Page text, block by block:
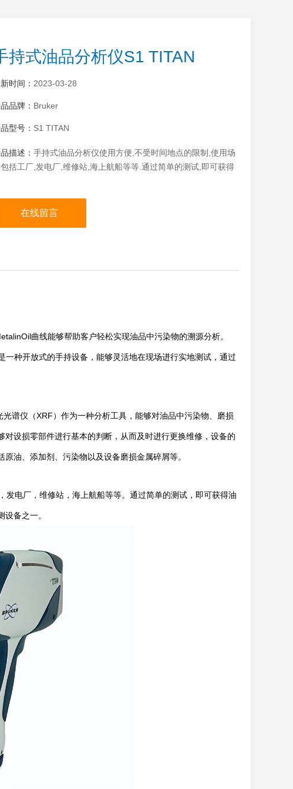
持式油品分析仪S1 TITAN
时间： 2023-03-28
品牌： Bruker
型号： S1 TITAN
描述： 手持式油品分析仪使用方便,不受时间地点的限制,使用场
括工厂,发电厂,维修站,海上航船等等.通过简单的测试,即可获得
在线留言
曲线能够帮助客户轻松实现油品中污染物的溯源分析。
种开放式的手持设备，能够灵活地在现场进行实地测试，通过
谱仪（XRF）作为一种分析工具，能够对油品中污染物、磨损
设损零部件进行基本的判断，从而及时进行更换维修，设备的
油、添加剂、污染物以及设备磨损金属碎屑等。
电厂，维修站，海上航船等等。通过简单的测试，即可获得油
备之一。